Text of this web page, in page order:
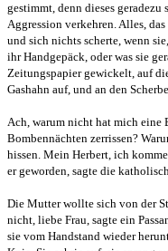
gestimmt, denn dieses
Aggression verkehren. Alles,
und sich nichts scherte, wenn
ihr Handgepäck, oder was sie
Zeitungspapier gewickelt, auf
Gashahn auf, und an den
Ach, warum nicht hat mich eine
Bombennächten zerrissen?
hissen. Mein Herbert, ich
er geworden, sagte die
Die Mutter wollte sich von der
nicht, liebe Frau, sagte ein
sie vom Handstand wieder